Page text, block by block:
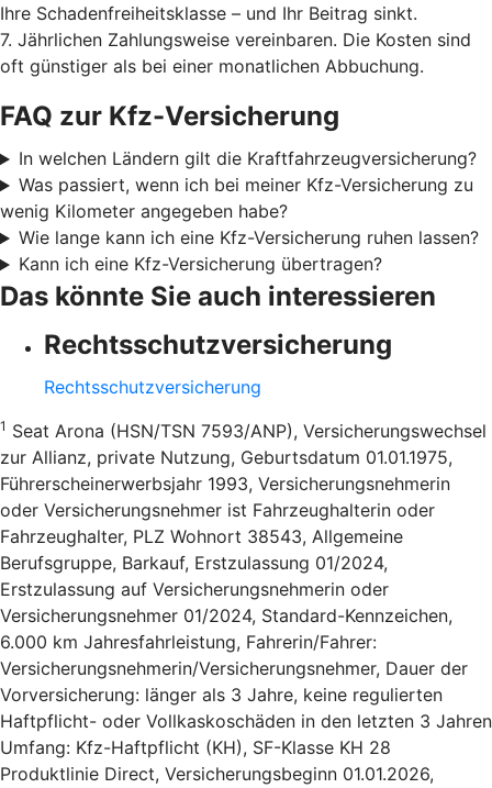
Ihre Schadenfreiheitsklasse – und Ihr Beitrag sinkt.
7. Jährlichen Zahlungsweise vereinbaren. Die Kosten sind
oft günstiger als bei einer monatlichen Abbuchung.
FAQ zur Kfz-Versicherung
In welchen Ländern gilt die Kraftfahrzeugversicherung?
Was passiert, wenn ich bei meiner Kfz-Versicherung zu
wenig Kilometer angegeben habe?
Wie lange kann ich eine Kfz-Versicherung ruhen lassen?
Kann ich eine Kfz-Versicherung übertragen?
Das könnte Sie auch interessieren
Rechtsschutzversicherung
Rechtsschutzversicherung
1 Seat Arona (HSN/TSN 7593/ANP), Versicherungswechsel
zur Allianz, private Nutzung, Geburtsdatum 01.01.1975,
Führerscheinerwerbsjahr 1993, Versicherungsnehmerin
oder Versicherungsnehmer ist Fahrzeughalterin oder
Fahrzeughalter, PLZ Wohnort 38543, Allgemeine
Berufsgruppe, Barkauf, Erstzulassung 01/2024,
Erstzulassung auf Versicherungsnehmerin oder
Versicherungsnehmer 01/2024, Standard-Kennzeichen,
6.000 km Jahresfahrleistung, Fahrerin/Fahrer:
Versicherungsnehmerin/Versicherungsnehmer, Dauer der
Vorversicherung: länger als 3 Jahre, keine regulierten
Haftpflicht- oder Vollkaskoschäden in den letzten 3 Jahren
Umfang: Kfz-Haftpflicht (KH), SF-Klasse KH 28
Produktlinie Direct, Versicherungsbeginn 01.01.2026,